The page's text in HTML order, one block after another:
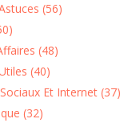
(56)
(48)
(40)
Et Internet (37)
(32)